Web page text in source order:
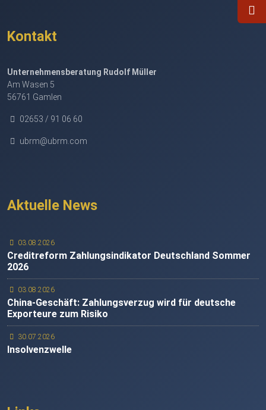
Kontakt
Unternehmensberatung Rudolf Müller
Am Wasen 5
56761 Gamlen
02653 / 91 06 60
ubrm@ubrm.com
Aktuelle News
03.08.2026
Creditreform Zahlungsindikator Deutschland Sommer
2026
03.08.2026
China-Geschäft: Zahlungsverzug wird für deutsche
Exporteure zum Risiko
30.07.2026
Insolvenzwelle